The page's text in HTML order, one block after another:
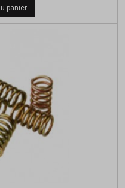
base
panier